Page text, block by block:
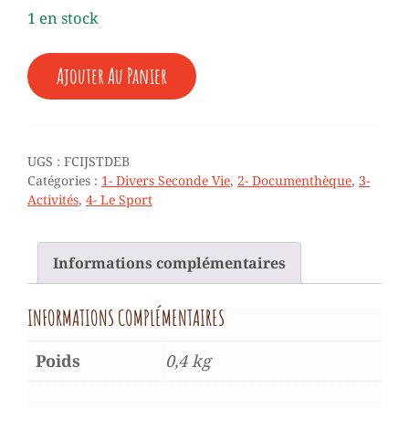
1 en stock
QUANTITÉ
DE
♥
-
SPORT
-
SPORTIFS
TRADITIONNELS
(12
-
12
Ajouter Au Panier
UGS : FCIJSTDEB
Catégories : 1- Divers Seconde Vie, 2- Documenthèque, 3-
Activités, 4- Le Sport
Informations complémentaires
INFORMATIONS COMPLÉMENTAIRES
Poids 0,4 kg